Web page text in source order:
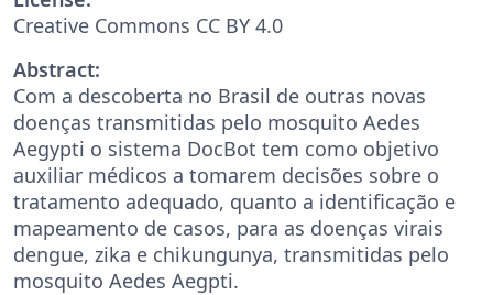
Creative Commons CC BY 4.0
Abstract:
Com a descoberta no Brasil de outras novas
doenças transmitidas pelo mosquito Aedes
Aegypti o sistema DocBot tem como objetivo
auxiliar médicos a tomarem decisões sobre o
tratamento adequado, quanto a identificação e
mapeamento de casos, para as doenças virais
dengue, zika e chikungunya, transmitidas pelo
mosquito Aedes Aegpti.